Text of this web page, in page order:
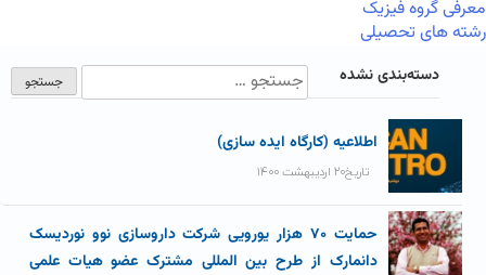
معرفی گروه فیزیک
رشته های تحصیلی
دسته‌بندی نشده
اطلاعیه (کارگاه ایده سازی)
تاریخ۲۰ اردیبهشت ۱۴۰۰
حمایت ۷۰ هزار یورویی شرکت داروسازی نوو نوردیسک
دانمارک از طرح بین المللی مشترک عضو هیات علمی